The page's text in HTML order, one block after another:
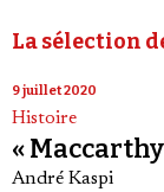
La sélection
9 juillet 2020
Histoire
«
André Kaspi